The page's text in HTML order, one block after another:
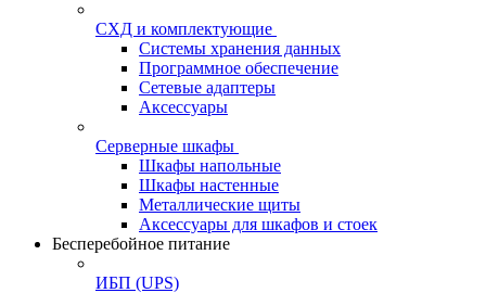
СХД и комплектующие
Системы хранения данных
Программное обеспечение
Сетевые адаптеры
Аксессуары
Серверные шкафы
Шкафы напольные
Шкафы настенные
Металлические щиты
Аксессуары для шкафов и стоек
Бесперебойное питание
ИБП (UPS)